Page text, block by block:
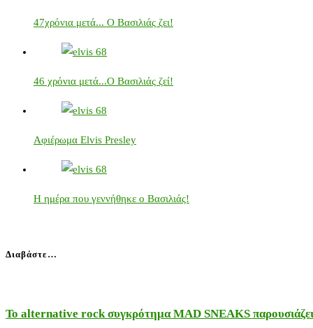
47χρόνια μετά... Ο Βασιλιάς ζει!
46 χρόνια μετά...Ο Βασιλιάς ζεί!
Αφιέρωμα Elvis Presley
Η ημέρα που γεννήθηκε ο Βασιλιάς!
Διαβάστε…
Το alternative rock συγκρότημα MAD SNEAKS